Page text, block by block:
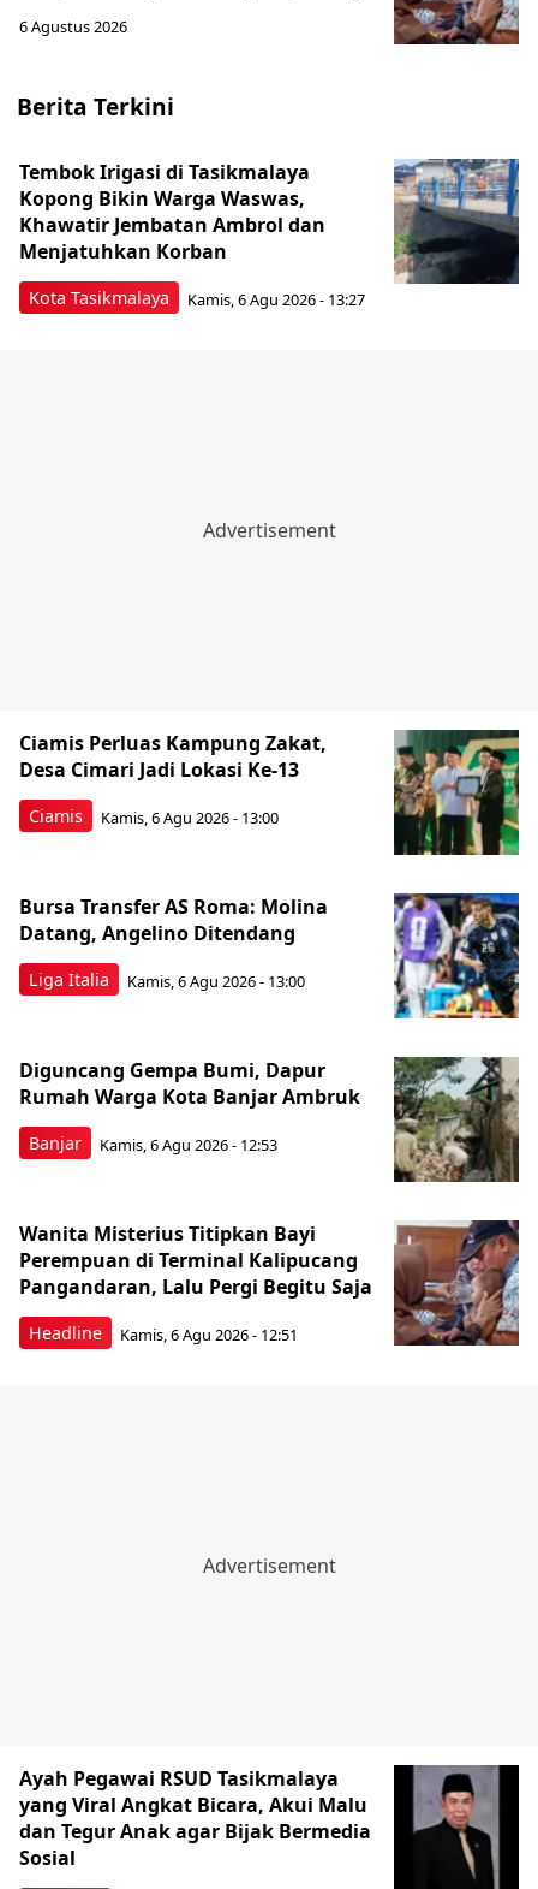
6 Agustus 2026
Berita Terkini
Kota Tasikmalaya
Tembok Irigasi di Tasikmalaya
Kopong Bikin Warga Waswas,
Khawatir Jembatan Ambrol dan
Menjatuhkan Korban
Kamis, 6 Agu 2026 - 13:27
Ciamis
Ciamis Perluas Kampung Zakat,
Desa Cimari Jadi Lokasi Ke-13
Kamis, 6 Agu 2026 - 13:00
Liga Italia
Bursa Transfer AS Roma: Molina
Datang, Angelino Ditendang
Kamis, 6 Agu 2026 - 13:00
Banjar
Diguncang Gempa Bumi, Dapur
Rumah Warga Kota Banjar Ambruk
Kamis, 6 Agu 2026 - 12:53
Headline
Wanita Misterius Titipkan Bayi
Perempuan di Terminal Kalipucang
Pangandaran, Lalu Pergi Begitu Saja
Kamis, 6 Agu 2026 - 12:51
Ayah Pegawai RSUD Tasikmalaya
yang Viral Angkat Bicara, Akui Malu
dan Tegur Anak agar Bijak Bermedia
Sosial